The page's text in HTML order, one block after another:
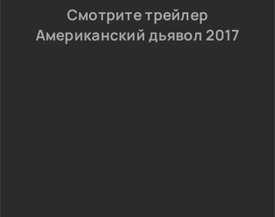
Смотрите трейлер
Американский дьявол 2017